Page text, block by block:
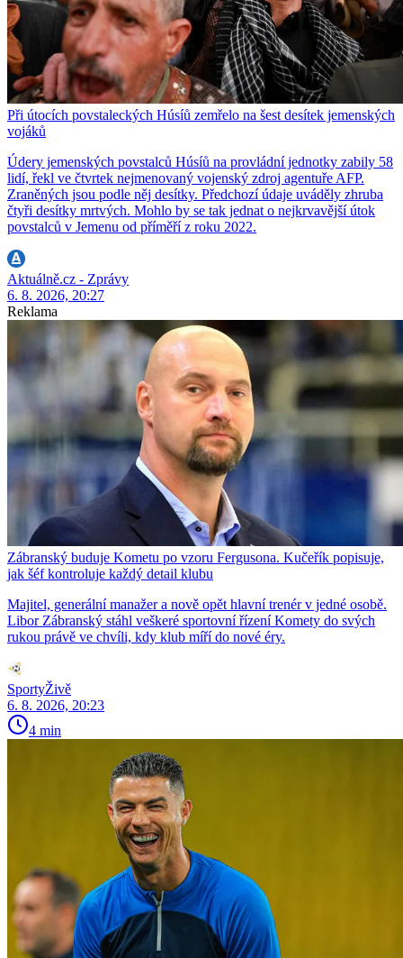
Při útocích povstaleckých Húsíů zemřelo na šest desítek jemenských
vojáků
Údery jemenských povstalců Húsíů na provládní jednotky zabily 58
lidí, řekl ve čtvrtek nejmenovaný vojenský zdroj agentuře AFP.
Zraněných jsou podle něj desítky. Předchozí údaje uváděly zhruba
čtyři desítky mrtvých. Mohlo by se tak jednat o nejkrvavější útok
povstalců v Jemenu od příměří z roku 2022.
Aktuálně.cz - Zprávy
6. 8. 2026, 20:27
Reklama
Zábranský buduje Kometu po vzoru Fergusona. Kučeřík popisuje,
jak šéf kontroluje každý detail klubu
Majitel, generální manažer a nově opět hlavní trenér v jedné osobě.
Libor Zábranský stáhl veškeré sportovní řízení Komety do svých
rukou právě ve chvíli, kdy klub míří do nové éry.
SportyŽivě
6. 8. 2026, 20:23
4 min